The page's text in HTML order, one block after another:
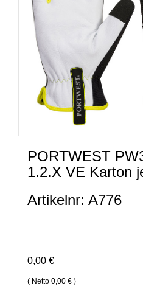
PORTWEST
1.2.X VE Karton
Artikelnr: A776
0,00 €
( Netto 0,00 € )